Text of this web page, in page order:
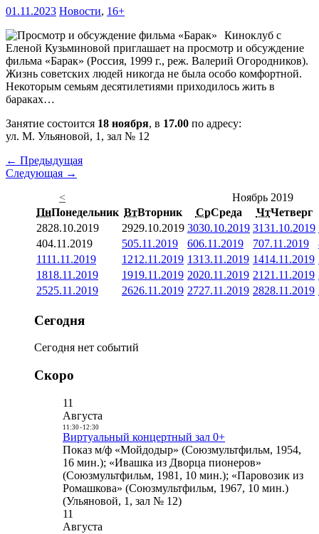
01.11.2023 Новости, 16+
Киноклуб с
Еленой Кузьминовой приглашает на просмотр и обсуждение
фильма «Барак» (Россия, 1999 г., реж. Валерий Огородников).
Жизнь советских людей никогда не была особо комфортной.
Некоторым семьям десятилетиями приходилось жить в
бараках…
Занятие состоится 18 ноября, в 17.00 по адресу:
ул. М. Ульяновой, 1, зал № 12
← Предыдущая
Следующая →
<
Ноябрь 2019
ПнПонедельник ВтВторник СрСреда ЧтЧетверг
2828.10.2019 2929.10.2019 3030.10.2019 3131.10.2019
404.11.2019 505.11.2019 606.11.2019 707.11.2019
1111.11.2019 1212.11.2019 1313.11.2019 1414.11.2019
1818.11.2019 1919.11.2019 2020.11.2019 21 21.11.2019
2525.11.2019 2626.11.2019 2727.11.2019 2828.11.2019
Сегодня
Сегодня нет событий
Скоро
11
Августа
11:30- 12:30
Виртуальный концертный зал 0+
Показ м/ф «Мойдодыр» (Союзмультфильм, 1954,
16 мин.); «Ивашка из Дворца пионеров»
(Союзмультфильм, 1981, 10 мин.); «Паровозик из
Ромашкова» (Союзмультфильм, 1967, 10 мин.)
(Ульяновой, 1, зал № 12)
11
Августа